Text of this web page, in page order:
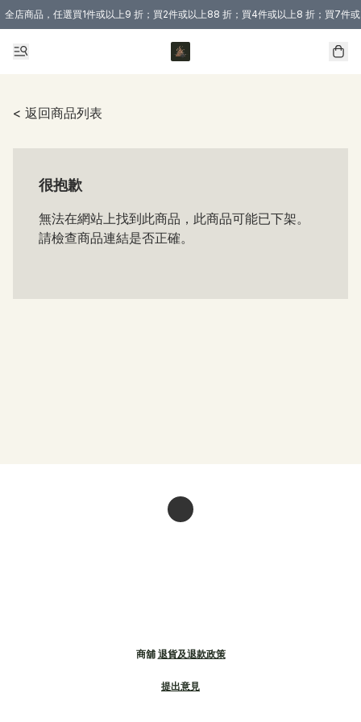
全店商品，任選買1件或以上9 折；買2件或以上88 折；買4件或以上8 折；買7件
購買 3 件商品或以上即享免運費優惠！（適用於 本地送貨、本地取貨 )
< 返回商品列表
很抱歉
無法在網站上找到此商品，此商品可能已下架。
請檢查商品連結是否正確。
商舖 退貨及退款政策
提出意見